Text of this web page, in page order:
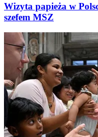
Wizyta papieża w
szefem MSZ